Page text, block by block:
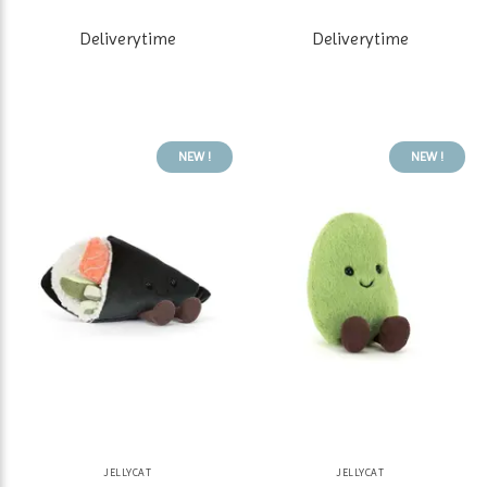
Deliverytime Deliverytime
NEW !
JELLYCAT
NEW !
JELLYCAT